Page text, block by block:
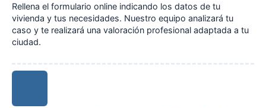
Rellena el formulario online indicando los datos de tu
vivienda y tus necesidades. Nuestro equipo analizará tu
caso y te realizará una valoración profesional adaptada a tu
ciudad.